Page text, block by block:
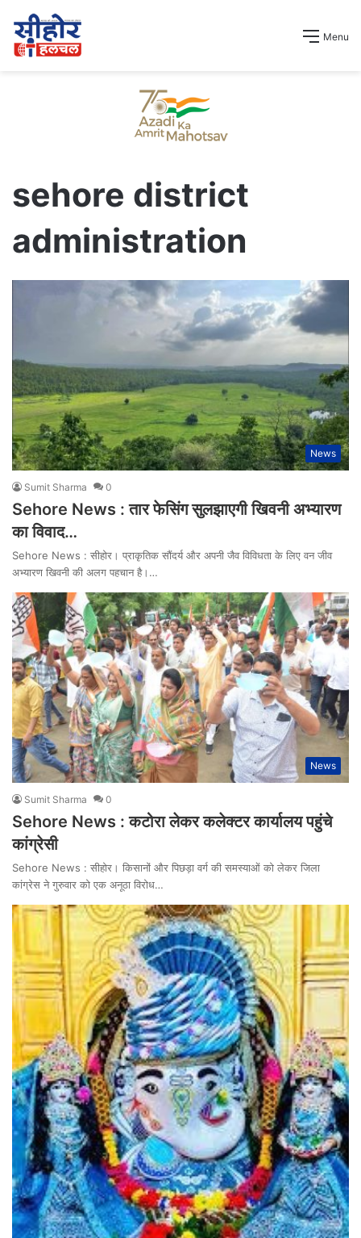
Menu
sehore district
administration
News
Sumit Sharma 0
Sehore News : तार फेसिंग सुलझाएगी खिवनी अभ्यारण
का विवाद…
Sehore News : सीहोर। प्राकृतिक सौंदर्य और अपनी जैव विविधता के लिए वन जीव
अभ्यारण खिवनी की अलग पहचान है।…
News
Sumit Sharma 0
Sehore News : कटोरा लेकर कलेक्टर कार्यालय पहुंचे
कांग्रेसी
Sehore News : सीहोर। किसानों और पिछड़ा वर्ग की समस्याओं को लेकर जिला
कांग्रेस ने गुरुवार को एक अनूठा विरोध…